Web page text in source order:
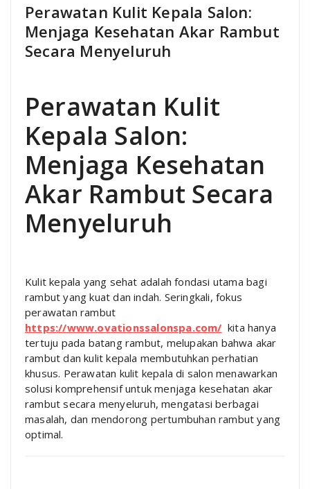
Perawatan Kulit Kepala Salon:
Menjaga Kesehatan Akar Rambut
Secara Menyeluruh
Perawatan Kulit
Kepala Salon:
Menjaga Kesehatan
Akar Rambut Secara
Menyeluruh
Kulit kepala yang sehat adalah fondasi utama bagi
rambut yang kuat dan indah. Seringkali, fokus
perawatan rambut
https://www.ovationssalonspa.com/ kita hanya
tertuju pada batang rambut, melupakan bahwa akar
rambut dan kulit kepala membutuhkan perhatian
khusus. Perawatan kulit kepala di salon menawarkan
solusi komprehensif untuk menjaga kesehatan akar
rambut secara menyeluruh, mengatasi berbagai
masalah, dan mendorong pertumbuhan rambut yang
optimal.